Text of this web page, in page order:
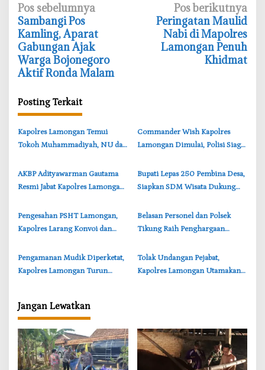
N
a
v
i
g
s
i
p
s
Pos sebelumnya
‎Sambangi Pos
Kamling, Aparat
Gabungan Ajak
Warga Bojonegoro
Aktif Ronda Malam
Pos berikutnya
Peringatan Maulid
Nabi di Mapolres
Lamongan Penuh
Khidmat
Posting Terkait
‎Kapolres Lamongan Temui
Tokoh Muhammadiyah, NU dan
Komunikasi
‎Commander Wish Kapolres
Lamongan Dimulai, Polisi Siaga
Rawan Macet
‎AKBP Adityawarman Gautama
Resmi Jabat Kapolres Lamongan,
Pendahulu
‎Bupati Lepas 250 Pembina Desa,
Siapkan SDM Wisata Dukung
‎Pengesahan PSHT Lamongan,
Kapolres Larang Konvoi dan
‎Belasan Personel dan Polsek
Tikung Raih Penghargaan
Pengamanan Mudik Diperketat,
Kapolres Lamongan Turun
Tolak Undangan Pejabat,
Kapolres Lamongan Utamakan
Jangan Lewatkan